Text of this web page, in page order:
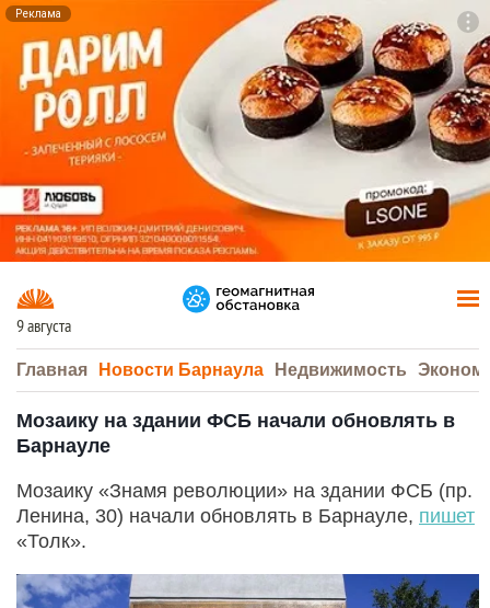
Реклама
9 августа
Главная Новости Барнаула Недвижимость
Мозаику на здании ФСБ начали обновлять в
Барнауле
Мозаику «Знамя революции» на здании ФСБ (пр.
Ленина, 30) начали обновлять в Барнауле, пишет
«Толк».